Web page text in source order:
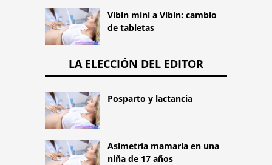
Vibin mini a Vibin: cambio
de tabletas
LA ELECCIÓN DEL EDITOR
Posparto y lactancia
Asimetría mamaria en una
niña de 17 años